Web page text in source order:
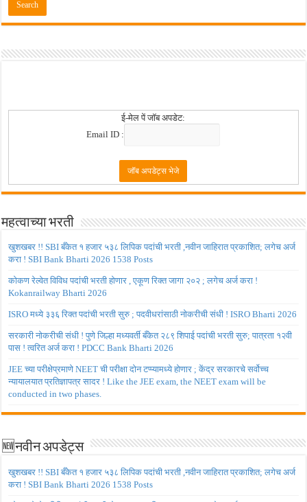
ई-मेल पें जॉब अपडेट:
Email ID :
महत्वाच्या भरती
खुशखबर !! SBI बँकेत १ हजार ५३८ लिपिक पदांची भरती ,नवीन जाहिरात प्रकाशित; लगेच अर्ज
करा ! SBI Bank Bharti 2026 1538 Posts
कोकण रेल्वेत विविध पदांची भरती होणार , एकूण रिक्त जागा २०२ ; लगेच अर्ज करा !
Kokanrailway Bharti 2026
ISRO मध्ये ३३६ रिक्त पदांची भरती सुरु ; पदवीधरांसाठी नोकरीची संधी ! ISRO Bharti 2026
सरकारी नोकरीची संधी ! पुणे जिल्हा मध्यवर्ती बँकेत २८९ शिपाई पदांची भरती सुरु; पात्रता १२वी
पास ! त्वरित अर्ज करा ! PDCC Bank Bharti 2026
JEE च्या परीक्षेप्रमाणे NEET ची परीक्षा दोन टप्प्यामध्ये होणार ; केंद्र सरकारचे सर्वोच्च
न्यायालयात प्रतिज्ञापत्र सादर ! Like the JEE exam, the NEET exam will be
conducted in two phases.
🆕नवीन अपडेट्स
खुशखबर !! SBI बँकेत १ हजार ५३८ लिपिक पदांची भरती ,नवीन जाहिरात प्रकाशित; लगेच अर्ज
करा ! SBI Bank Bharti 2026 1538 Posts